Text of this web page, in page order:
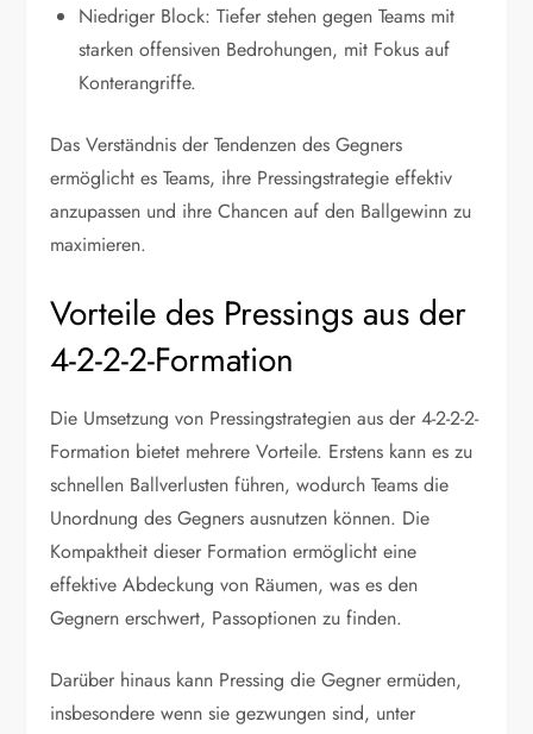
Niedriger Block: Tiefer stehen gegen Teams mit
starken offensiven Bedrohungen, mit Fokus auf
Konterangriffe.
Das Verständnis der Tendenzen des Gegners
ermöglicht es Teams, ihre Pressingstrategie effektiv
anzupassen und ihre Chancen auf den Ballgewinn zu
maximieren.
Vorteile des Pressings aus der
4-2-2-2-Formation
Die Umsetzung von Pressingstrategien aus der 4-2-2-2-
Formation bietet mehrere Vorteile. Erstens kann es zu
schnellen Ballverlusten führen, wodurch Teams die
Unordnung des Gegners ausnutzen können. Die
Kompaktheit dieser Formation ermöglicht eine
effektive Abdeckung von Räumen, was es den
Gegnern erschwert, Passoptionen zu finden.
Darüber hinaus kann Pressing die Gegner ermüden,
insbesondere wenn sie gezwungen sind, unter